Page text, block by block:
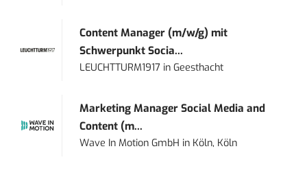
Content Manager (m/w/g) mit
Schwerpunkt Socia...
LEUCHTTURM1917 inGeesthacht
Marketing Manager Social Media and
Content (m...
Wave In Motion GmbH in Köln, Köln